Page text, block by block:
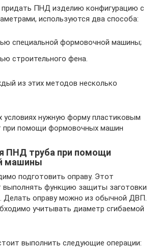
ПНД изделию конфигурацию с
используются два способа:
специальной формовочной машины;
строительного фена.
из этих методов несколько
нужную форму пластиковым
при помощи формовочных машин
ПНД труба при помощи
машины
подготовить оправу. Этот
выполнять функцию защиты заготовки
Делать оправу можно из обычной ДВП.
учитывать диаметр сгибаемой
выполнить следующие операции: